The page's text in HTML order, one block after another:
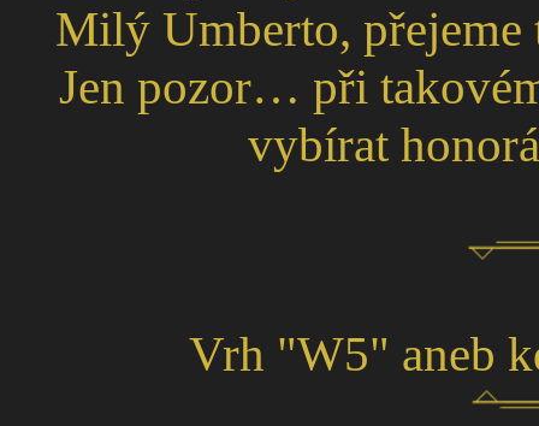
Milý Umberto, přejeme
Jen pozor… při
vybírat
Vrh "W5" aneb